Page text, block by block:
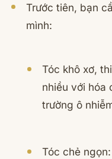
Trước tiên, bạn
mình:
Tóc khô xơ,
nhiều với hóa
trường ô
Tóc chẻ